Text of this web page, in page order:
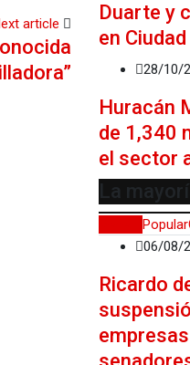
article
Duarte y
en
28/10/
Huracán
de 1,340
el sector
La
Popular
06/08/
Ricardo